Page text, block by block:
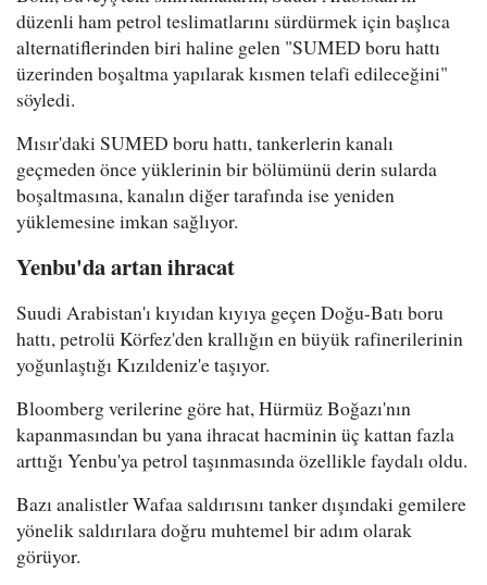
düzenli ham petrol teslimatlarını sürdürmek için başlıca
alternatiflerinden biri haline gelen "SUMED boru hattı
üzerinden boşaltma yapılarak kısmen telafi edileceğini"
söyledi.
Mısır'daki SUMED boru hattı, tankerlerin kanalı
geçmeden önce yüklerinin bir bölümünü derin sularda
boşaltmasına, kanalın diğer tarafında ise yeniden
yüklemesine imkan sağlıyor.
Yenbu'da artan ihracat
Suudi Arabistan'ı kıyıdan kıyıya geçen Doğu-Batı boru
hattı, petrolü Körfez'den krallığın en büyük rafinerilerinin
yoğunlaştığı Kızıldeniz'e taşıyor.
Bloomberg verilerine göre hat, Hürmüz Boğazı'nın
kapanmasından bu yana ihracat hacminin üç kattan fazla
arttığı Yenbu'ya petrol taşınmasında özellikle faydalı oldu.
Bazı analistler Wafaa saldırısını tanker dışındaki gemilere
yönelik saldırılara doğru muhtemel bir adım olarak
görüyor.